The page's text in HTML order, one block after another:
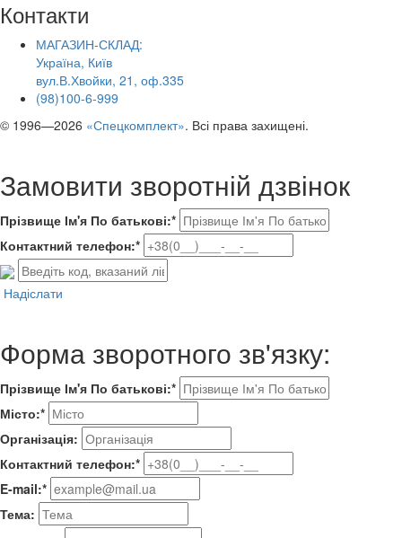
Контакти
МАГАЗИН-СКЛАД:
Україна, Київ
вул.В.Хвойки, 21, оф.335
(98)100-6-999
© 1996—2026 «Спецкомплект». Всі права захищені.
Замовити зворотній дзвінок
Прізвище Ім'я По батькові:*
Контактний телефон:*
Надіслати
Форма зворотного зв'язку:
Прізвище Ім'я По батькові:*
Місто:*
Організація:
Контактний телефон:*
E-mail:*
Тема: